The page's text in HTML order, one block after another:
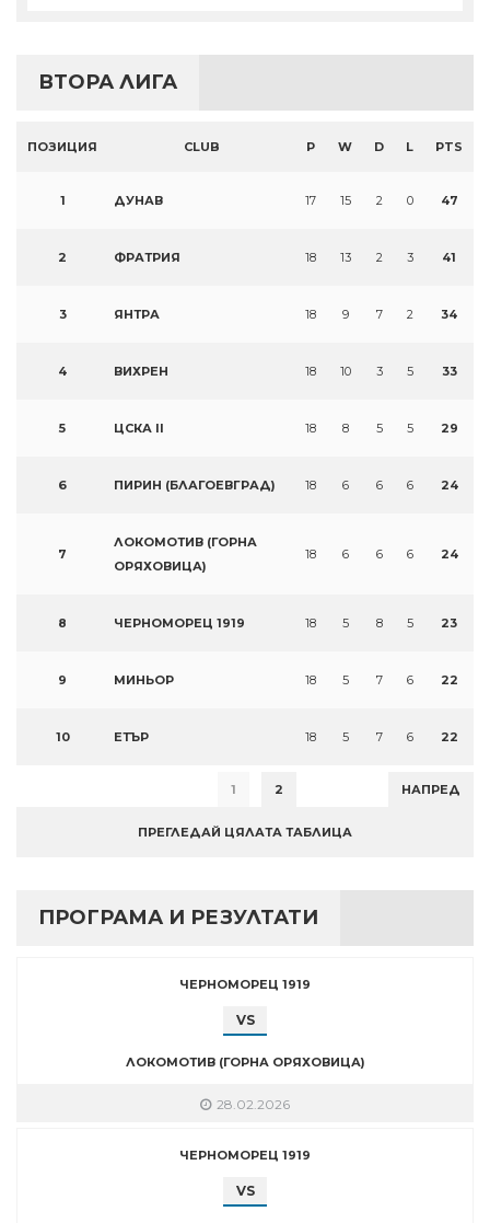
ВТОРА ЛИГА
ПОЗИЦИЯ CLUB P W D L PTS
1 ДУНАВ 17 15 2 0 47
2 ФРАТРИЯ 18 13 2 3 41
3 ЯНТРА 18 9 7 2 34
4 ВИХРЕН 18 10 3 5 33
5 ЦСКА II 18 8 5 5 29
6 ПИРИН (БЛАГОЕВГРАД) 18 6 6 6 24
7
ЛОКОМОТИВ (ГОРНА
ОРЯХОВИЦА)
18 6 6 6 24
8 ЧЕРНОМОРЕЦ 1919 18 5 8 5 23
9 МИНЬОР 18 5 7 6 22
10 ЕТЪР 18 5 7 6 22
1 2 НАПРЕД
ПРЕГЛЕДАЙ ЦЯЛАТА ТАБЛИЦА
ПРОГРАМА И РЕЗУЛТАТИ
ЧЕРНОМОРЕЦ 1919
VS
ЛОКОМОТИВ (ГОРНА ОРЯХОВИЦА)
28.02.2026
ЧЕРНОМОРЕЦ 1919
VS